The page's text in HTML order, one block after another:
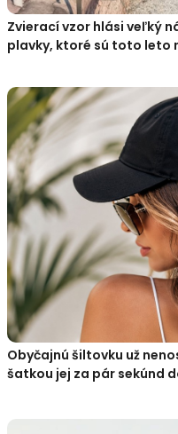
Zvierací vzor hlási veľký
plavky, ktoré sú toto leto
Obyčajnú šiltovku už
šatkou jej za pár sekúnd